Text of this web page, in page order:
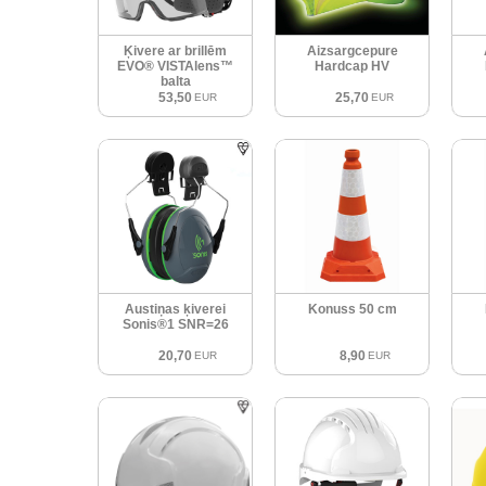
Ķivere ar brillēm
EVO® VISTAlens™
balta
53,50 EUR
Aizsargcepure
Hardcap HV
25,70 EUR
Austiņas ķiverei
Sonis®1 SNR=26
20,70 EUR
Konuss 50 cm
8,90 EUR